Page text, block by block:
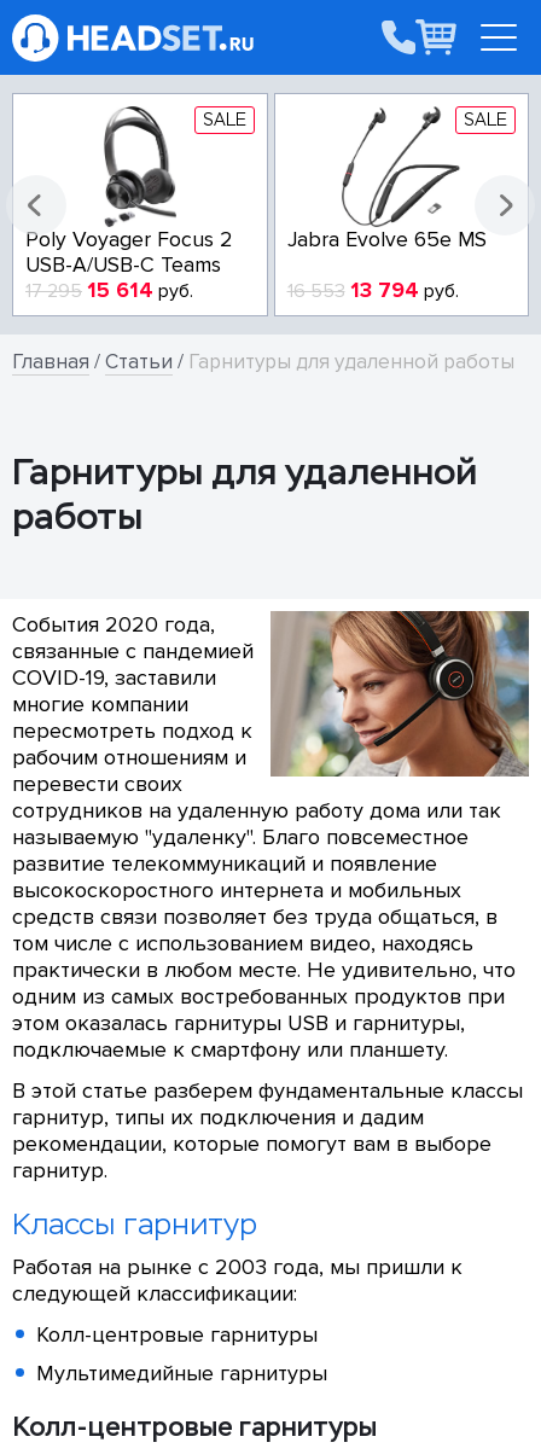
SALE
Poly Voyager Focus 2
USB-A/USB-C Teams
17 295 15 614 руб.
SALE
Jabra Evolve 65e MS
16 553 13 794 руб.
Главная /Статьи / Гарнитуры для удаленной работы
Гарнитуры для удаленной
работы
События 2020 года,
связанные с пандемией
COVID-19, заставили
многие компании
пересмотреть подход к
рабочим отношениям и
перевести своих
сотрудников на удаленную работу дома или так
называемую "удаленку". Благо повсеместное
развитие телекоммуникаций и появление
высокоскоростного интернета и мобильных
средств связи позволяет без труда общаться, в
том числе с использованием видео, находясь
практически в любом месте. Не удивительно, что
одним из самых востребованных продуктов при
этом оказалась гарнитуры USB и гарнитуры,
подключаемые к смартфону или планшету.
В этой статье разберем фундаментальные классы
гарнитур, типы их подключения и дадим
рекомендации, которые помогут вам в выборе
гарнитур.
Классы гарнитур
Работая на рынке с 2003 года, мы пришли к
следующей классификации:
Колл-центровые гарнитуры
Мультимедийные гарнитуры
Колл-центровые гарнитуры